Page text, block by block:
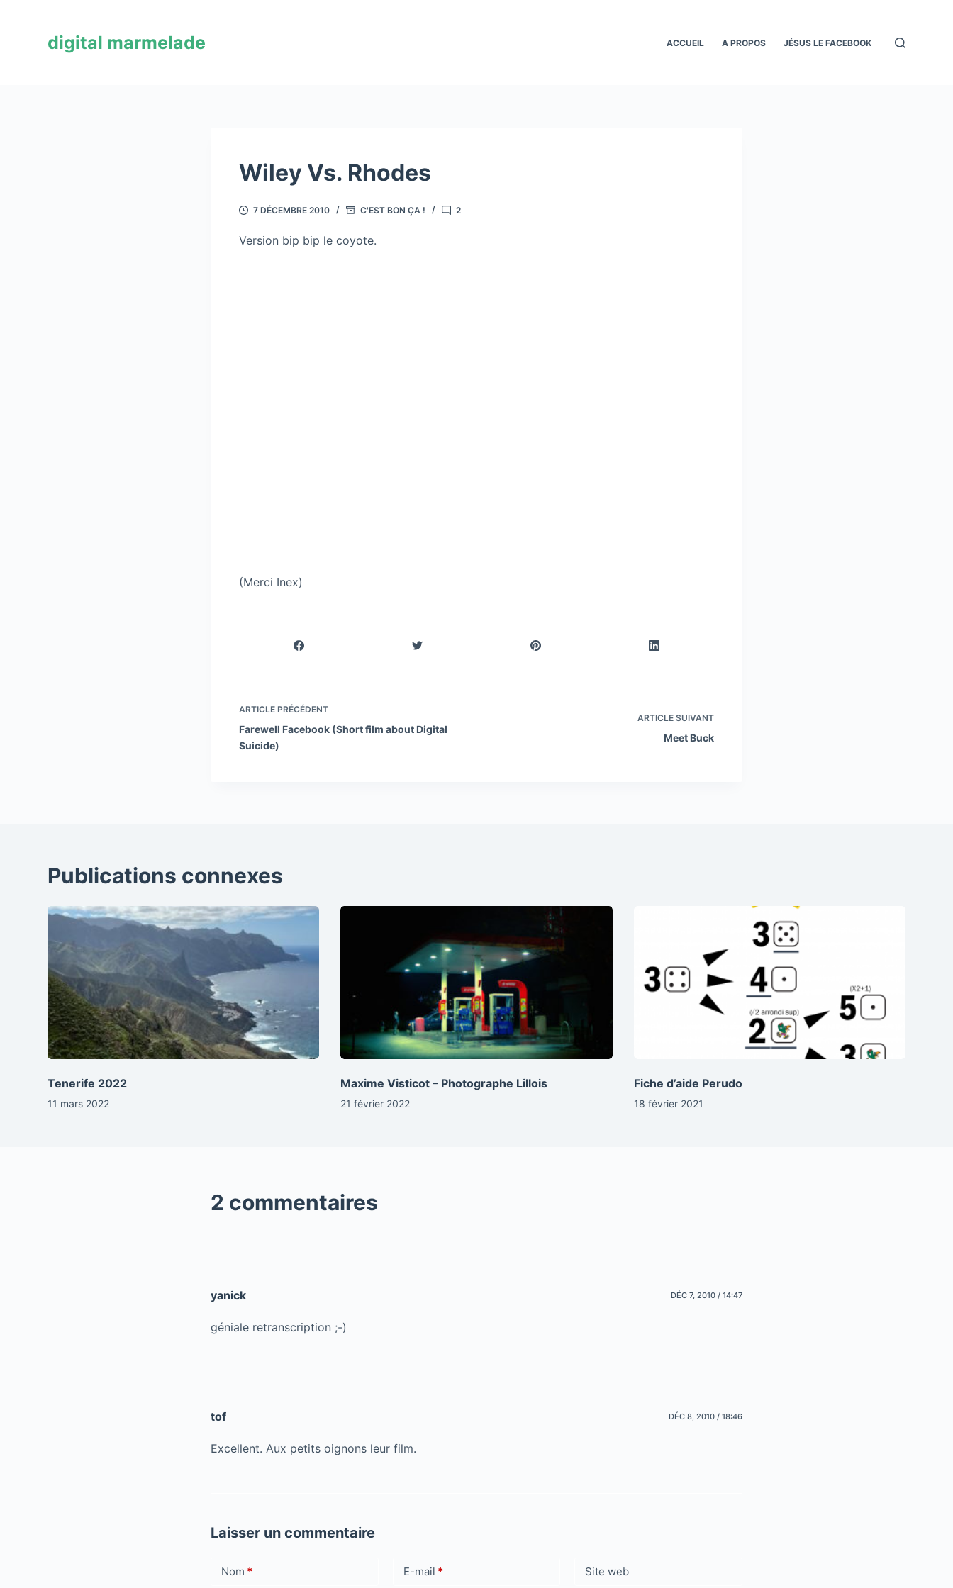
digital marmelade ACCUEIL A PROPOS JÉSUS LE FACEBOOK
Wiley Vs. Rhodes
7 DÉCEMBRE 2010 C'EST BON ÇA ! 2
Version bip bip le coyote.
(Merci Inex)
ARTICLE PRÉCÉDENT
Farewell Facebook (Short film about Digital
Suicide)
ARTICLE SUIVANT
Meet Buck
Publications connexes
Tenerife 2022
11 mars 2022
Maxime Visticot – Photographe Lillois
21 février 2022
Fiche d’aide Perudo
18 février 2021
2 commentaires
yanick DÉC 7, 2010 / 14:47
géniale retranscription ;-)
tof DÉC 8, 2010 / 18:46
Excellent. Aux petits oignons leur film.
Laisser un commentaire
Nom * E-mail * Site web